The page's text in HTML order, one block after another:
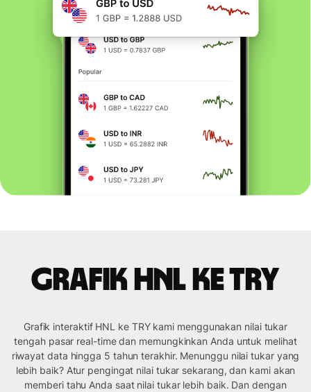
Grafik HNL ke TRY
Grafik interaktif HNL ke TRY kami menggunakan nilai tukar
tengah pasar real-time dan memungkinkan Anda untuk melihat
riwayat data hingga 5 tahun terakhir. Menunggu nilai tukar yang
lebih baik? Atur pengingat nilai tukar sekarang, dan kami akan
memberi tahu Anda saat nilai tukar lebih baik. Dan dengan